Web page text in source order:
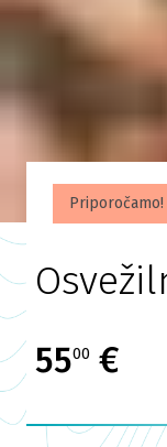
Priporočamo!
5500 €